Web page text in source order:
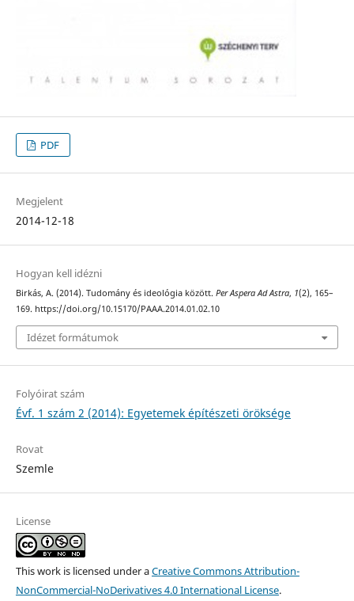
PDF
Megjelent
2014-12-18
Hogyan kell idézni
Birkás, A. (2014). Tudomány és ideológia között. Per Aspera Ad Astra, 1(2), 165–
169. https://doi.org/10.15170/PAAA.2014.01.02.10
Idézet formátumok
Folyóirat szám
Évf. 1 szám 2 (2014): Egyetemek építészeti öröksége
Rovat
Szemle
License
This work is licensed under aCreative Commons Attribution-
NonCommercial-NoDerivatives 4.0 International License.